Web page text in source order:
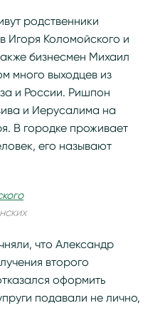
родственники
Игоря Коломойского и
бизнесмен Михаил
много выходцев из
и России. Ришпон
и Иерусалима на
В городке проживает
его называют
что Александр
второго
оформить
подавали не лично,